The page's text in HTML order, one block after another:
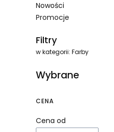
Nowości
Promocje
Filtry
w kategorii: Farby
Wybrane
CENA
Cena od